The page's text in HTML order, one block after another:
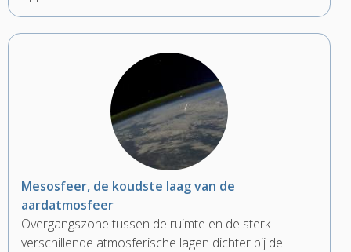
Mesosfeer, de koudste laag van de
aardatmosfeer
Overgangszone tussen de ruimte en de sterk
verschillende atmosferische lagen dichter bij de